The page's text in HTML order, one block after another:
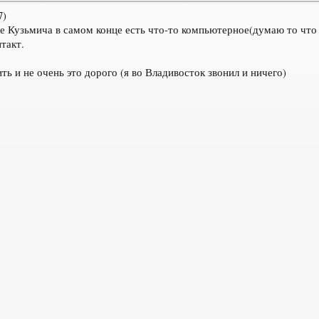
Кузьмича в самом конце есть что-то компьютерное(думаю то
и не очень это дорого (я во Владивосток звонил и ничего)